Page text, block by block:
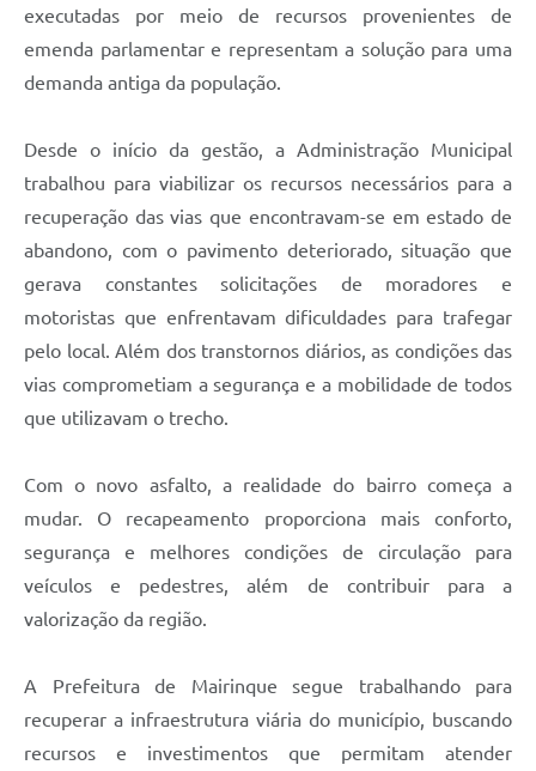
executadas por meio de recursos provenientes de
emenda parlamentar e representam a solução para uma
demanda antiga da população.
Desde o início da gestão, a Administração Municipal
trabalhou para viabilizar os recursos necessários para a
recuperação das vias que encontravam-se em estado de
abandono, com o pavimento deteriorado, situação que
gerava constantes solicitações de moradores e
motoristas que enfrentavam dificuldades para trafegar
pelo local. Além dos transtornos diários, as condições das
vias comprometiam a segurança e a mobilidade de todos
que utilizavam o trecho.
Com o novo asfalto, a realidade do bairro começa a
mudar. O recapeamento proporciona mais conforto,
segurança e melhores condições de circulação para
veículos e pedestres, além de contribuir para a
valorização da região.
A Prefeitura de Mairinque segue trabalhando para
recuperar a infraestrutura viária do município, buscando
recursos e investimentos que permitam atender